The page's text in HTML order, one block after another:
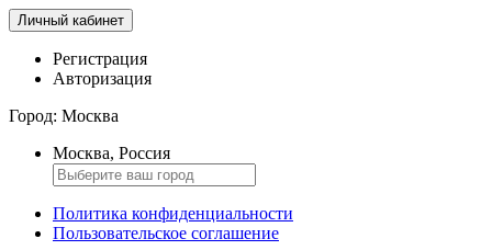
Личный кабинет
Регистрация
Авторизация
Город: Москва
Москва, Россия
Политика конфиденциальности
Пользовательское соглашение